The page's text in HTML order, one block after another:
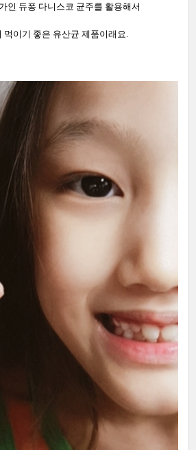
인 듀퐁 다니스코 균주를 활용해서
먹이기 좋은 유산균 제품이래요.